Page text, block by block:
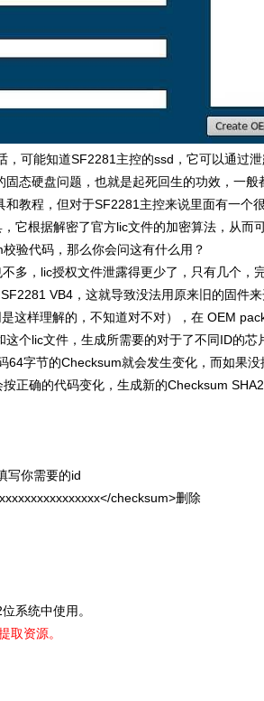
可能知道SF2281主控的ssd，它可以通过
态硬盘问题，也就是起死回生的功效，一般
教程，但对于SF2281主控来说里面有一个
它根据解密了官方lic文件的加密算法，从而
验代码，那么你会问这有什么用？
，lic授权文件泄露得更少了，只有几个，
VB4，这就导致没法用原来旧的固件
这样理解的，不知道对不对），在 OEM
个lic文件，生成所需要的对于了不同ID的芯
字节的Checksum就会发生变化，而如果没
正确的代码变化，生成新的Checksum
写你需要的id
checksum>删除
系统中使用。
取资源。